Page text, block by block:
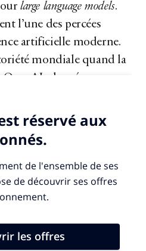
large language models.
l’une des percées
artificielle moderne.
mondiale quand la
a lancé son